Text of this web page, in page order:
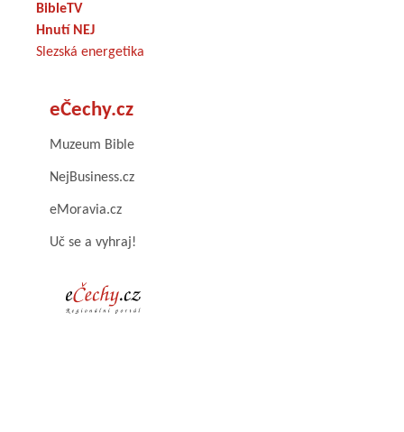
BibleTV
Hnutí NEJ
Slezská energetika
eČechy.cz
Muzeum Bible
NejBusiness.cz
eMoravia.cz
Uč se a vyhraj!